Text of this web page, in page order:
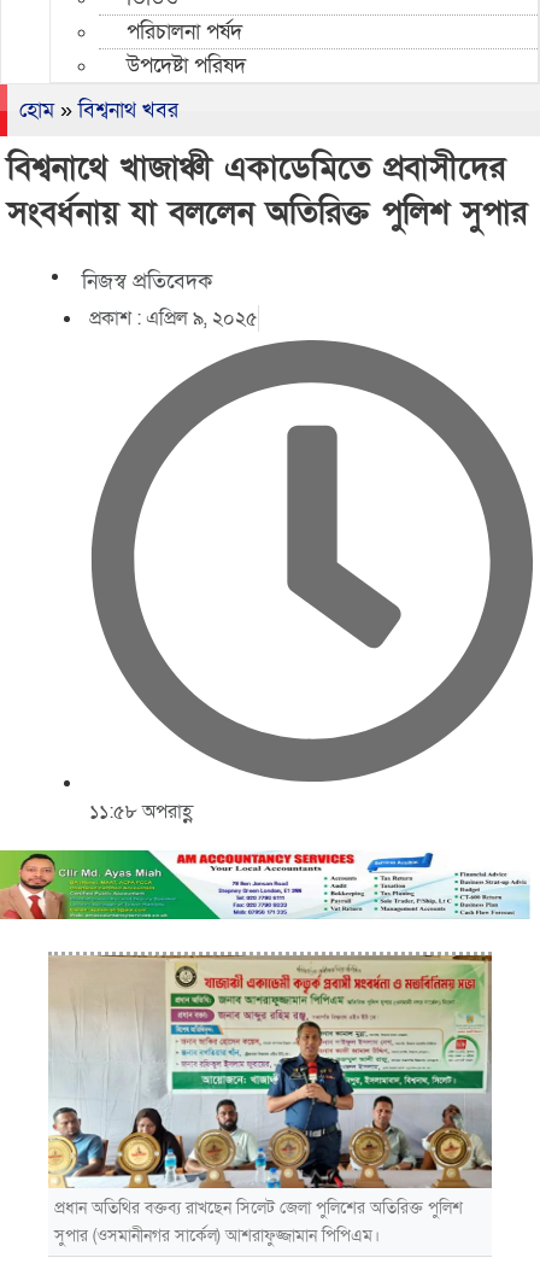
পরিচালনা পর্ষদ
উপদেষ্টা পরিষদ
হোম»বিশ্বনাথ খবর
বিশ্বনাথে খাজাঞ্চী একাডেমিতে প্রবাসীদের
সংবর্ধনায় যা বললেন অতিরিক্ত পুলিশ সুপার
নিজস্ব প্রতিবেদক
প্রকাশ :এপ্রিল ৯, ২০২৫
১১:৫৮ অপরাহ্ণ
প্রধান অতিথির বক্তব্য রাখছেন সিলেট জেলা পুলিশের অতিরিক্ত পুলিশ
সুপার (ওসমানীনগর সার্কেল) আশরাফুজ্জামান পিপিএম।